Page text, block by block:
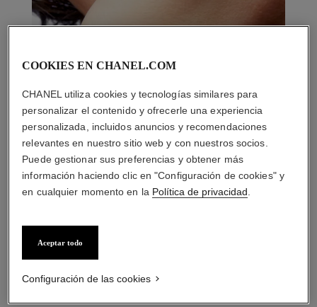
LA COMBINACIÓN PERFECTA
COOKIES EN CHANEL.COM
CHANEL utiliza cookies y tecnologías similares para
personalizar el contenido y ofrecerle una experiencia
personalizada, incluidos anuncios y recomendaciones
relevantes en nuestro sitio web y con nuestros socios.
Puede gestionar sus preferencias y obtener más
información haciendo clic en "Configuración de cookies" y
en cualquier momento en la Política de privacidad
Aceptar todo
Configuración de las cookies